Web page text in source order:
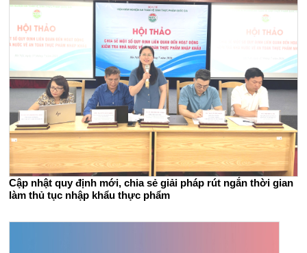
Cập nhật quy định mới, chia sẻ giải pháp rút ngắn thời gian
làm thủ tục nhập khẩu thực phẩm